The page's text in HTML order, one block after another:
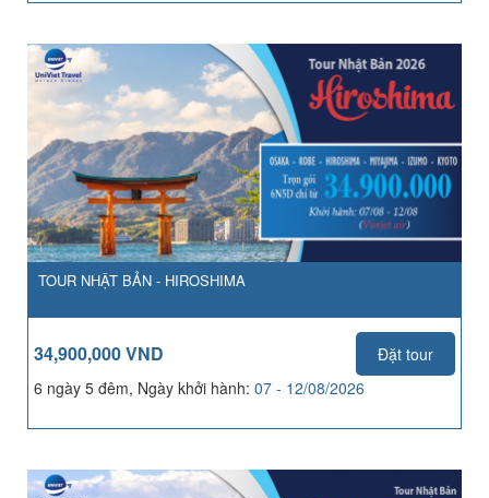
TOUR NHẬT BẢN - HIROSHIMA
34,900,000 VND
Đặt tour
6 ngày 5 đêm, Ngày khởi hành: 07 - 12/08/2026